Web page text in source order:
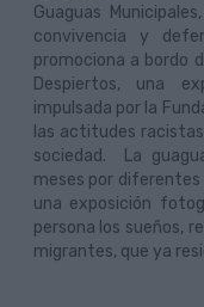
Guaguas
convivencia y
promociona a bordo
Despiertos, una
impulsada por la
las actitudes
sociedad. La
meses por
una exposición
persona los sueños,
migrantes, que ya